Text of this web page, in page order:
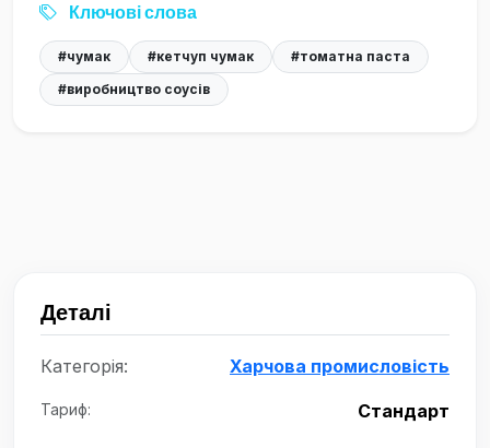
Ключові слова
#чумак #кетчуп чумак
#томатна паста
#виробництво соусів
Деталі
Категорія: Харчова промисловість
Тариф: Стандарт